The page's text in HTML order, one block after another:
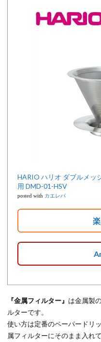
HARIO ハリオ ダブルメッ
用 DMD-01-HSV
posted with カエレバ
『金属フィルター』 は金属製
ルターです。
使い方は定番のペーパードリ
属フィルターにそのまま入れ